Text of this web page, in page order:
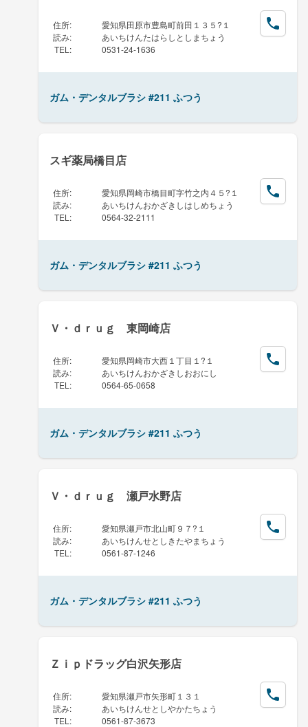
住所:
愛知県田原市豊島町前田１３５?１
読み:
あいちけんたはらしとしまちょう
TEL : 0531-24-1636
ガム・デンタルブラシ #211 ふつう
スギ薬局橋目店
住所:
愛知県岡崎市橋目町字竹之内４５?１
読み:
あいちけんおかざきしはしめちょう
TEL : 0564-32-2111
ガム・デンタルブラシ #211 ふつう
Ｖ・ｄｒｕｇ 東岡崎店
住所:
愛知県岡崎市大西１丁目１?１
読み:
あいちけんおかざきしおおにし
TEL : 0564-65-0658
ガム・デンタルブラシ #211 ふつう
Ｖ・ｄｒｕｇ 瀬戸水野店
住所:
愛知県瀬戸市北山町９７?１
読み:
あいちけんせとしきたやまちょう
TEL : 0561-87-1246
ガム・デンタルブラシ #211 ふつう
Ｚｉｐドラッグ白沢矢形店
住所:
愛知県瀬戸市矢形町１３１
読み:
あいちけんせとしやかたちょう
TEL : 0561-87-3673